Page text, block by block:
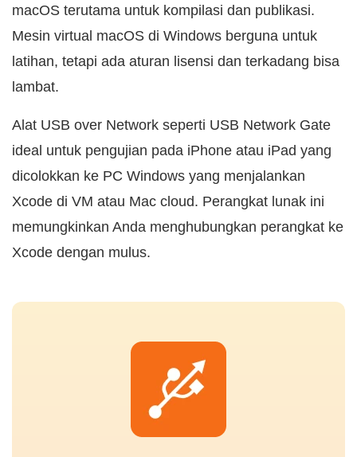
macOS terutama untuk kompilasi dan publikasi.
Mesin virtual macOS di Windows berguna untuk
latihan, tetapi ada aturan lisensi dan terkadang bisa
lambat.
Alat USB over Network seperti USB Network Gate
ideal untuk pengujian pada iPhone atau iPad yang
dicolokkan ke PC Windows yang menjalankan
Xcode di VM atau Mac cloud. Perangkat lunak ini
memungkinkan Anda menghubungkan perangkat ke
Xcode dengan mulus.